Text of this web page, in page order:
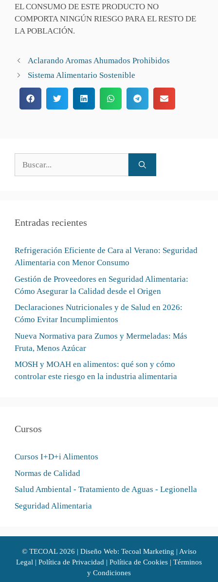
EL CONSUMO DE ESTE PRODUCTO NO
COMPORTA NINGÚN RIESGO PARA EL RESTO DE
LA POBLACIÓN.
Aclarando Aromas Ahumados Prohibidos
Sistema Alimentario Sostenible
Entradas recientes
Refrigeración Eficiente de Cara al Verano: Seguridad
Alimentaria con Menor Consumo
Gestión de Proveedores en Seguridad Alimentaria:
Cómo Asegurar la Calidad desde el Origen
Declaraciones Nutricionales y de Salud en 2026:
Cómo Evitar Incumplimientos
Nueva Normativa para Zumos y Mermeladas: Más
Fruta, Menos Azúcar
MOSH y MOAH en alimentos: qué son y cómo
controlar este riesgo en la industria alimentaria
Cursos
Cursos I+D+i Alimentos
Normas de Calidad
Salud Ambiental - Tratamiento de Aguas - Legionella
Seguridad Alimentaria
© TECOAL2026 | Diseño Web: Tecoal Marketing | Aviso
Legal | Política de Privacidad | Política de Cookies | Términos
y Condiciones